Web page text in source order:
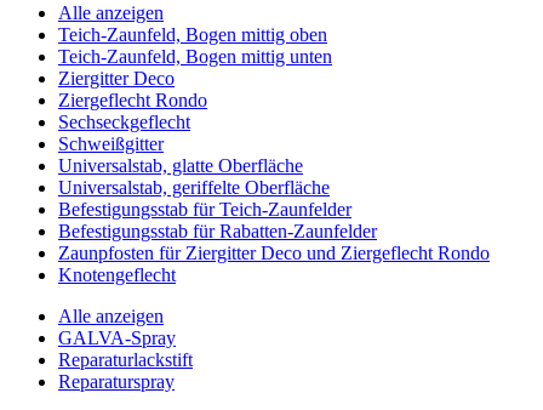
Alle anzeigen
Teich-Zaunfeld, Bogen mittig oben
Teich-Zaunfeld, Bogen mittig unten
Ziergitter Deco
Ziergeflecht Rondo
Sechseckgeflecht
Schweißgitter
Universalstab, glatte Oberfläche
Universalstab, geriffelte Oberfläche
Befestigungsstab für Teich-Zaunfelder
Befestigungsstab für Rabatten-Zaunfelder
Zaunpfosten für Ziergitter Deco und Ziergeflecht Rondo
Knotengeflecht
Alle anzeigen
GALVA-Spray
Reparaturlackstift
Reparaturspray